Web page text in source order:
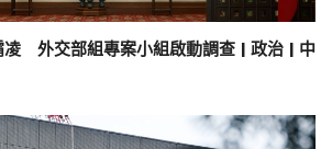
凌 外交部組專案小組啟動調查 | 政治 | 中